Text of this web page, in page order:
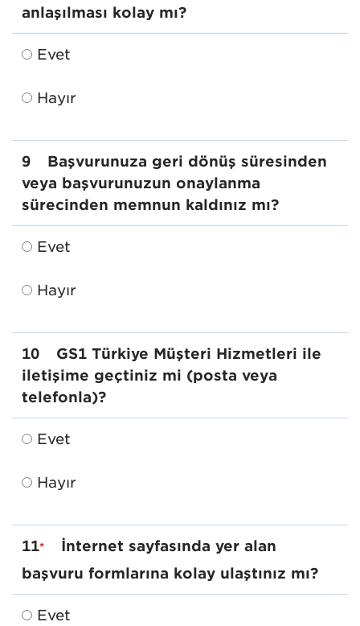
anlaşılması kolay mı?
Evet
Hayır
9
Başvurunuza geri dönüş süresinden
veya başvurunuzun onaylanma
sürecinden memnun kaldınız mı?
Evet
Hayır
10
GS1 Türkiye Müşteri Hizmetleri ile
iletişime geçtiniz mi (posta veya
telefonla)?
Evet
Hayır
11*
İnternet sayfasında yer alan
başvuru formlarına kolay ulaştınız mı?
Evet